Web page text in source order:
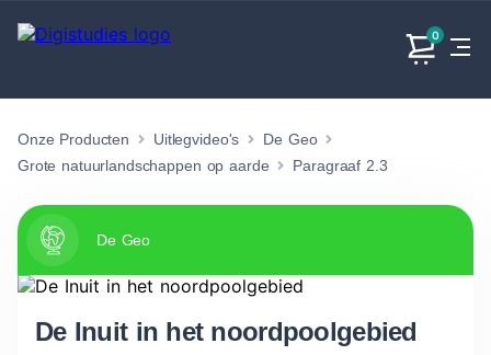
0
Exacte
vakken
vakken.
Taalvakken
vakken.
Maatschappijvakken
Geen vakken.
Onze Producten Uitlegvideo's
De Geo
Grote natuurlandschappen op aarde
Paragraaf 2.3
De Geo
De Inuit in het noordpoolgebied